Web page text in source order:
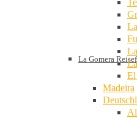
La Gomera
Madeira